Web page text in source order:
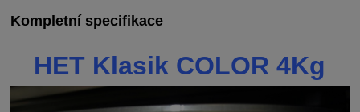
Kompletní specifikace
HET Klasik COLOR 4Kg